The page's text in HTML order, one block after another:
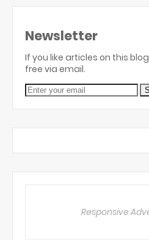
Newsletter
If you like articles on this
free via email.
Responsive